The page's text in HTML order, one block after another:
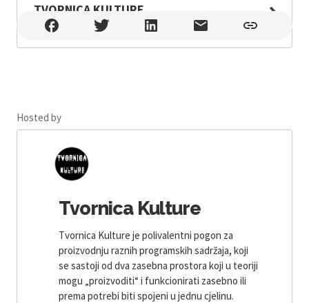
TVORNICA KULTURE
TVORNICA KULTURE , Zagreb
Hosted by
Tvornica Kulture
Tvornica Kulture je polivalentni pogon za
proizvodnju raznih programskih sadržaja, koji
se sastoji od dva zasebna prostora koji u teoriji
mogu „proizvoditi“ i funkcionirati zasebno ili
prema potrebi biti spojeni u jednu cjelinu.